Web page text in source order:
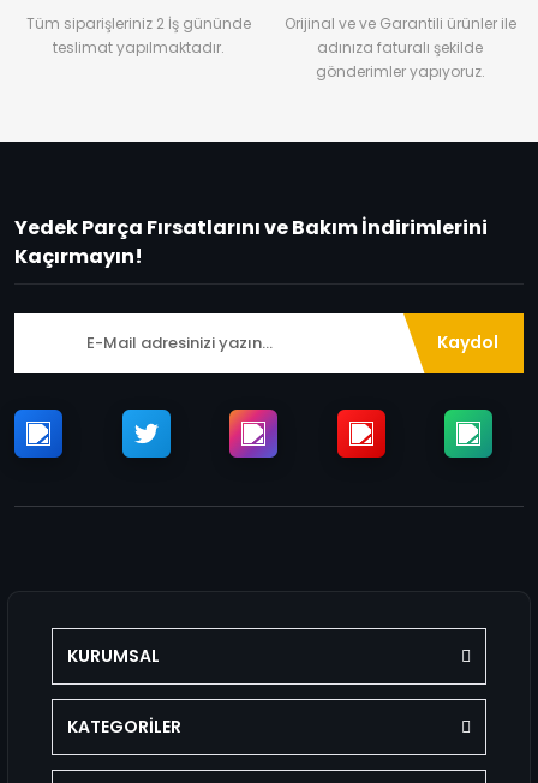
Tüm siparişleriniz 2 İş gününde
teslimat yapılmaktadır.
Orijinal ve ve Garantili ürünler ile
adınıza faturalı şekilde
gönderimler yapıyoruz.
Yedek Parça Fırsatlarını ve Bakım İndirimlerini
Kaçırmayın!
Kaydol
KURUMSAL
KATEGORİLER